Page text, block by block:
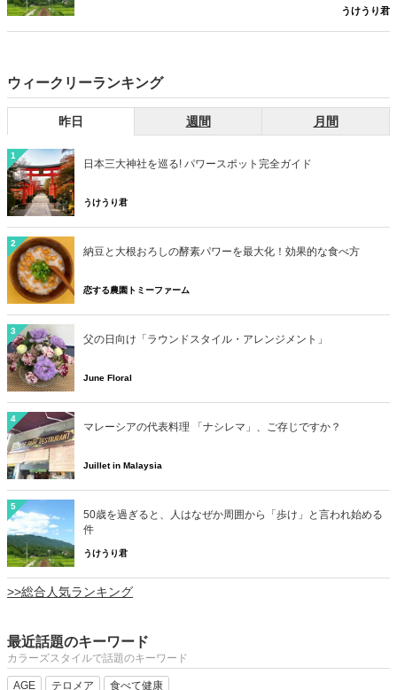
斜め上だった件。言われるがまま歩いていた男が、ついに「理由」を
うけうり君
ウィークリーランキング
昨日 週間 月間
1
日本三大神社を巡る! パワースポット完全ガイド
うけうり君
2
納豆と大根おろしの酵素パワーを最大化！効果的な食べ方
恋する農園トミーファーム
3
父の日向け「ラウンドスタイル・アレンジメント」
June Floral
4
マレーシアの代表料理 「ナシレマ」、ご存じですか？
Juillet in Malaysia
5
50歳を過ぎると、人はなぜか周囲から「歩け」と言われ始める
件
うけうり君
>>総合人気ランキング
最近話題のキーワード
カラーズスタイルで話題のキーワード
AGE テロメア 食べて健康